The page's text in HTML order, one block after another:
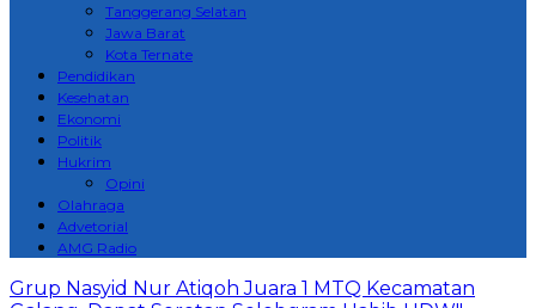
Tanggerang Selatan
Jawa Barat
Kota Ternate
Pendidikan
Kesehatan
Ekonomi
Politik
Hukrim
Opini
Olahraga
Advetorial
AMG Radio
Grup Nasyid Nur Atiqoh Juara 1 MTQ Kecamatan